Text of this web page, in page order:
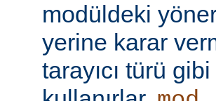
modüldeki
yerine karar
tarayıcı türü